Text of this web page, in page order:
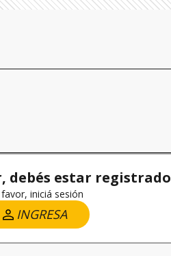
debés estar registrado
iniciá sesión
INGRESA